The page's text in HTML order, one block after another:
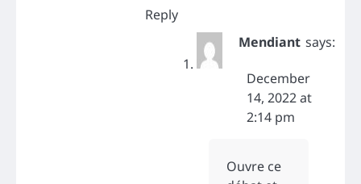
Reply
Mendiant says:
December
14, 2022 at
2:14 pm
Ouvre ce